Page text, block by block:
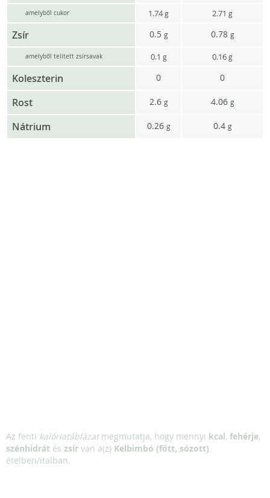
amelyből cukor 1.74g 2.71 g
Zsír 0.5 g 0.78 g
amelyből telített zsírsavak 0.1 g 0.16g
Koleszterin 0 0
Rost 2.6 g 4.06 g
Nátrium 0.26 g 0.4 g
Az fenti kalóriatáblázatmegmutatja, hogy mennyi kcal, fehérje,
szénhidrát és zsír van a(z) Kelbimbó (főtt, sózott)
ételben/italban.